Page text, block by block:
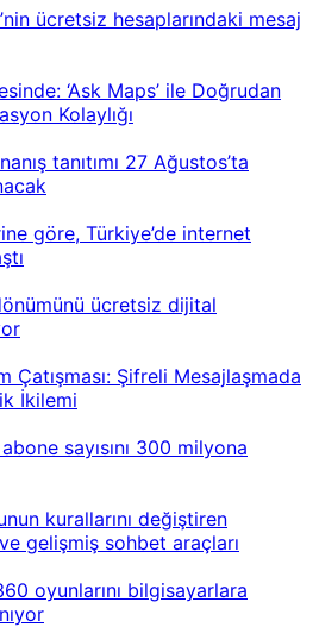
ücretsiz hesaplarındaki mesaj
‘Ask Maps’ ile Doğrudan
Kolaylığı
tanıtımı 27 Ağustos’ta
göre, Türkiye’de internet
ücretsiz dijital
Çatışması: Şifreli Mesajlaşmada
İkilemi
sayısını 300 milyona
kurallarını değiştiren
gelişmiş sohbet araçları
oyunlarını bilgisayarlara